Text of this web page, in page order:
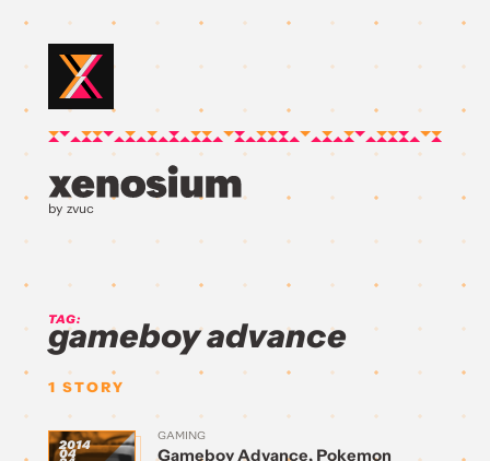
by zvuc
TAG:
gameboy advance
1 STORY
2014
04
GAMING
Gameboy Advance, Pokemon